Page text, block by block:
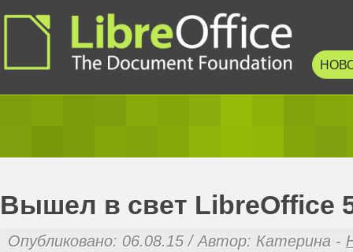
Вышел в свет LibreOffice
Опубликовано: 06.08.15 / Автор: Катерина -